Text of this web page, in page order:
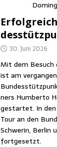
30. Juni 2026
Mit dem Besuch
ist am
ners Hum­ber­to
gestar­tet. In
Tour an den
Schwe­rin, Ber­lin
fortgesetzt.